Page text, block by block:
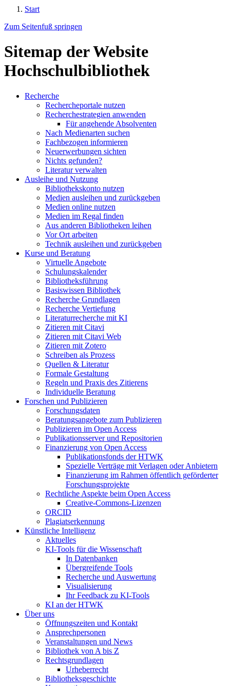
Start
Zum Seitenfuß springen
Sitemap der Website
Hochschulbibliothek
Recherche
Rechercheportale nutzen
Recherchestrategien anwenden
Für angehende Absolventen
Nach Medienarten suchen
Fachbezogen informieren
Neuerwerbungen sichten
Nichts gefunden?
Literatur verwalten
Ausleihe und Nutzung
Bibliothekskonto nutzen
Medien ausleihen und zurückgeben
Medien online nutzen
Medien im Regal finden
Aus anderen Bibliotheken leihen
Vor Ort arbeiten
Technik ausleihen und zurückgeben
Kurse und Beratung
Virtuelle Angebote
Schulungskalender
Bibliotheksführung
Basiswissen Bibliothek
Recherche Grundlagen
Recherche Vertiefung
Literaturrecherche mit KI
Zitieren mit Citavi
Zitieren mit Citavi Web
Zitieren mit Zotero
Schreiben als Prozess
Quellen & Literatur
Formale Gestaltung
Regeln und Praxis des Zitierens
Individuelle Beratung
Forschen und Publizieren
Forschungsdaten
Beratungsangebote zum Publizieren
Publizieren im Open Access
Publikationsserver und Repositorien
Finanzierung von Open Access
Publikationsfonds der HTWK
Spezielle Verträge mit Verlagen oder Anbietern
Finanzierung im Rahmen öffentlich geförderter
Forschungsprojekte
Rechtliche Aspekte beim Open Access
Creative-Commons-Lizenzen
ORCID
Plagiatserkennung
Künstliche Intelligenz
Aktuelles
KI-Tools für die Wissenschaft
In Datenbanken
Übergreifende Tools
Recherche und Auswertung
Visualisierung
Ihr Feedback zu KI-Tools
KI an der HTWK
Über uns
Öffnungszeiten und Kontakt
Ansprechpersonen
Veranstaltungen und News
Bibliothek von A bis Z
Rechtsgrundlagen
Urheberrecht
Bibliotheksgeschichte